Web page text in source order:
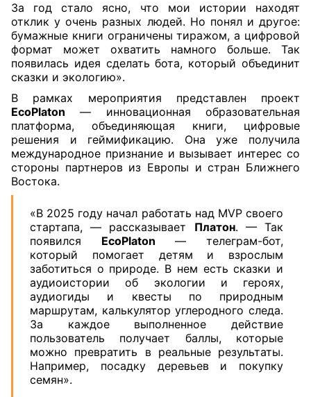
За год стало ясно, что мои истории находят
отклик у очень разных людей. Но понял и другое:
бумажные книги ограничены тиражом, а цифровой
формат может охватить намного больше. Так
появилась идея сделать бота, который объединит
сказки и экологию».
В рамках мероприятия представлен проект
EcoPlaton — инновационная образовательная
платформа, объединяющая книги, цифровые
решения и геймификацию. Она уже получила
международное признание и вызывает интерес со
стороны партнеров из Европы и стран Ближнего
Востока.
«В 2025 году начал работать над MVP своего
стартапа, — рассказывает Платон. — Так
появился EcoPlaton — телеграм-бот,
который помогает детям и взрослым
заботиться о природе. В нем есть сказки и
аудиоистории об экологии и героях,
аудиогиды и квесты по природным
маршрутам, калькулятор углеродного следа.
За каждое выполненное действие
пользователь получает баллы, которые
можно превратить в реальные результаты.
Например, посадку деревьев и покупку
семян».